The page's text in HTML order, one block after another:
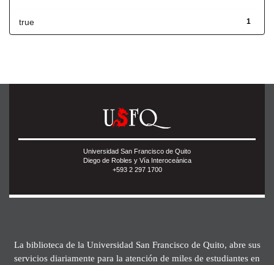
1
true
Universidad San Francisco de Quito
Diego de Robles y Vía Interoceánica
+593 2 297 1700
La biblioteca de la Universidad San Francisco de Quito, abre sus
servicios diariamente para la atención de miles de estudiantes en